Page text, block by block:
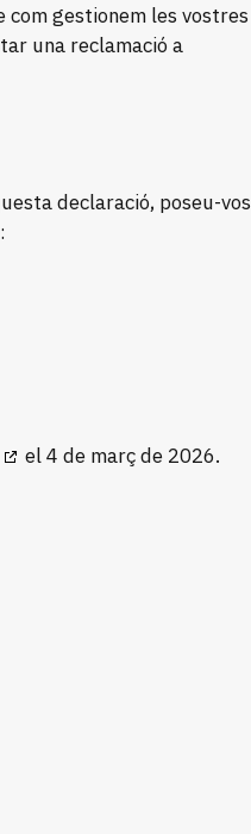
gestionem les vostres
una reclamació a
declaració, poseu-vos
el 4 de març de 2026.